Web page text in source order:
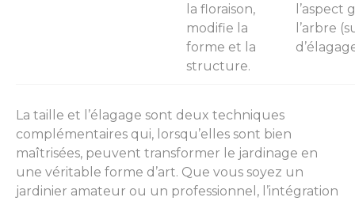
la floraison,
modifie la
forme et la
structure.
l’aspect
l’arbre
La taille et l’élagage sont deux techniques
complémentaires qui, lorsqu’elles sont bien
maîtrisées, peuvent transformer le jardinage en
une véritable forme d’art. Que vous soyez un
jardinier amateur ou un professionnel, l’intégration